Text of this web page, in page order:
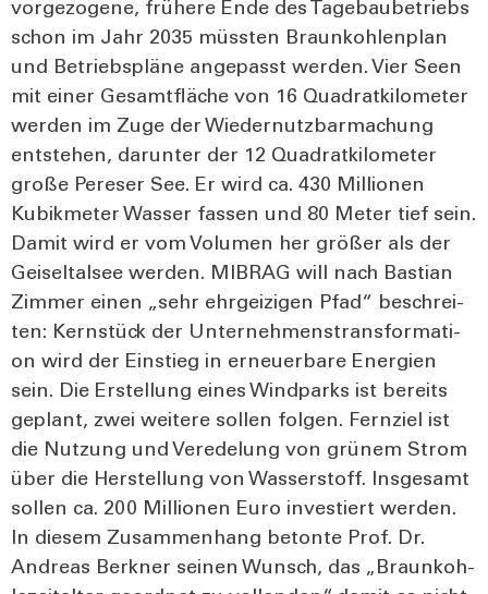
vor­ge­zo­ge­ne, frü­he­re Ende des Tage­bau­be­triebs
schon im Jahr 2035 müss­ten Braun­koh­len­plan
und Betriebs­plä­ne ange­passt wer­den. Vier Seen
mit einer Gesamt­flä­che von 16 Qua­drat­ki­lo­me­ter
wer­den im Zuge der Wie­der­nutz­bar­ma­chung
ent­ste­hen, dar­un­ter der 12 Qua­drat­ki­lo­me­ter
gro­ße Pere­ser See. Er wird ca. 430 Mil­lio­nen
Kubik­me­ter Was­ser fas­sen und 80 Meter tief sein.
Damit wird er vom Volu­men her grö­ßer als der
Gei­sel­tal­see wer­den. MIBRAG will nach Bas­ti­an
Zim­mer einen „sehr ehr­gei­zi­gen Pfad“ beschrei­
ten: Kern­stück der Unter­neh­mens­trans­for­ma­ti­
on wird der Ein­stieg in erneu­er­ba­re Ener­gien
sein. Die Erstel­lung eines Wind­parks ist bereits
geplant, zwei wei­te­re sol­len fol­gen. Fern­ziel ist
die Nut­zung und Ver­ede­lung von grü­nem Strom
über die Her­stel­lung von Was­ser­stoff. Ins­ge­samt
sol­len ca. 200 Mil­lio­nen Euro inves­tiert wer­den.
In die­sem Zusam­men­hang beton­te Prof. Dr.
Andre­as Ber­kner sei­nen Wunsch, das „Braun­koh­